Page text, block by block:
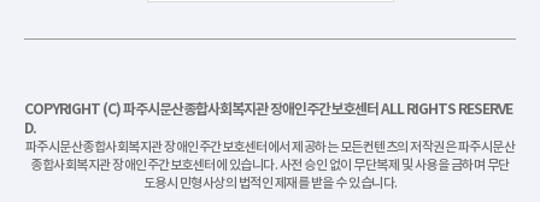
COPYRIGHT (C) 파주시문산종합사회복지관 장애인주간보호센터 ALL RIGHTS RESERVE
D.
파주시문산종합사회복지관 장애인주간보호센터에서 제공하는 모든컨텐츠의 저작권은 파주시문산
종합사회복지관 장애인주간보호센터에 있습니다. 사전 승인 없이 무단복제 및 사용을 금하며 무단
도용시 민형사상의 법적인 제재를 받을 수 있습니다.